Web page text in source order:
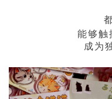
能够触
成为